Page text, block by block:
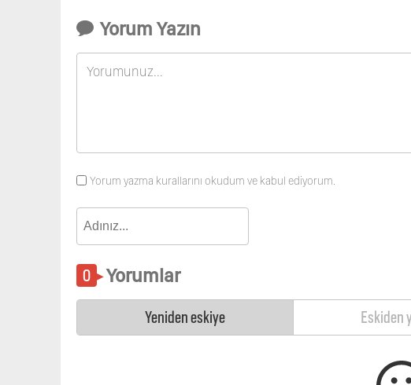
Yorum Yazın
Yorum yazma kurallarını okudum ve kabul ediyorum.
Yorumlar
Yeniden eskiye Eskiden